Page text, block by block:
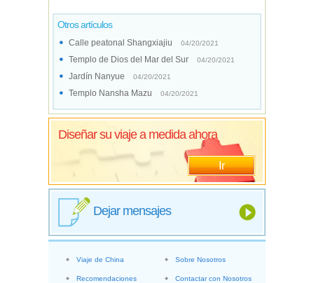
Otros artículos
Calle peatonal Shangxiajiu 04/20/2021
Templo de Dios del Mar del Sur 04/20/2021
Jardín Nanyue 04/20/2021
Templo Nansha Mazu 04/20/2021
Diseñar su viaje a medida ahora
Ir
Dejar mensajes
Viaje de China
Recomendaciones
Sobre Nosotros
Contactar con Nosotros